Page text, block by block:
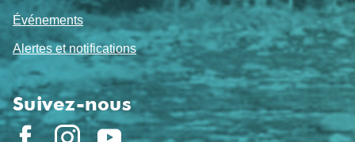
Événements
Alertes et notifications
Suivez-nous